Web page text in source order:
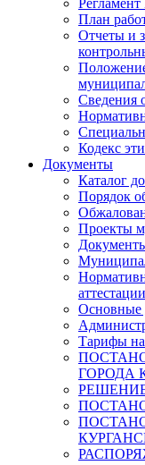
План
Отчеты и
Сведения
Кодекс
Документы
Каталог
Порядок
Проекты
аттестации
Основные
Тарифы
ГОРОДА